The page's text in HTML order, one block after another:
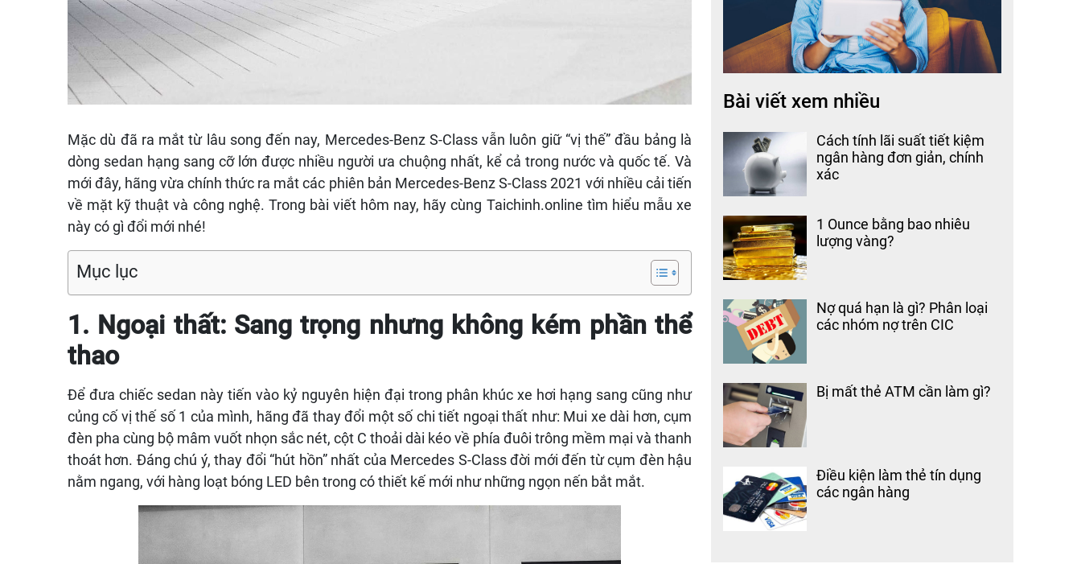
Mặc dù đã ra mắt từ lâu song đến nay, Mercedes-Benz S-Class vẫn luôn giữ “vị thế” đầu bảng là
dòng sedan hạng sang cỡ lớn được nhiều người ưa chuộng nhất, kể cả trong nước và quốc tế. Và
mới đây, hãng vừa chính thức ra mắt các phiên bản Mercedes-Benz S-Class 2021 với nhiều cải tiến
về mặt kỹ thuật và công nghệ. Trong bài viết hôm nay, hãy cùng Taichinh.online tìm hiểu mẫu xe
này có gì đổi mới nhé!
Mục lục
1. Ngoại thất: Sang trọng nhưng không kém phần thể
thao
Để đưa chiếc sedan này tiến vào kỷ nguyên hiện đại trong phân khúc xe hơi hạng sang cũng như
củng cố vị thế số 1 của mình, hãng đã thay đổi một số chi tiết ngoại thất như: Mui xe dài hơn, cụm
đèn pha cùng bộ mâm vuốt nhọn sắc nét, cột C thoải dài kéo về phía đuôi trông mềm mại và thanh
thoát hơn. Đáng chú ý, thay đổi “hút hồn” nhất của Mercedes S-Class đời mới đến từ cụm đèn hậu
nằm ngang, với hàng loạt bóng LED bên trong có thiết kế mới như những ngọn nến bắt mắt.
Bài viết xem nhiều
Cách tính lãi suất tiết kiệm
ngân hàng đơn giản, chính
xác
1 Ounce bằng bao nhiêu
lượng vàng?
Nợ quá hạn là gì? Phân loại
các nhóm nợ trên CIC
Bị mất thẻ ATM cần làm gì?
Điều kiện làm thẻ tín dụng
các ngân hàng